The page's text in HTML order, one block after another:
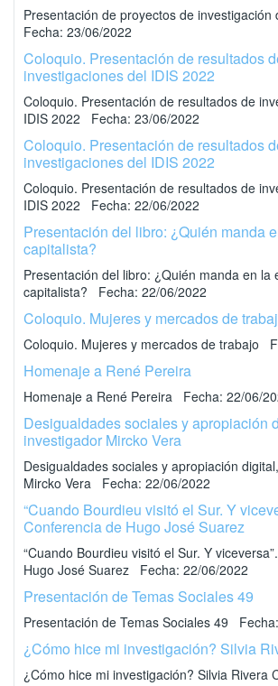
Presentación de proyectos de investigación
Fecha: 23/06/2022
Coloquio. Presentación de resultados
investigaciones del IDIS 2022
Coloquio. Presentación de resultados de
IDIS 2022 Fecha: 23/06/2022
Coloquio. Presentación de resultados
investigaciones del IDIS 2022
Coloquio. Presentación de resultados de
IDIS 2022 Fecha: 22/06/2022
Presentación del libro: ¿Quién manda
capitalista?
Presentación del libro: ¿Quién manda en la
capitalista? Fecha: 22/06/2022
Coloquio. Mujeres y mercados de
Coloquio. Mujeres y mercados de trabajo
Homenaje a René Pereira
Homenaje a René Pereira Fecha: 22/06/
Desigualdades sociales y apropiación
investigador Mircko Vera
Desigualdades sociales y apropiación
Mircko Vera Fecha: 22/06/2022
“Cuando Bourdieu visitó el Sur. Y
Conferencia de Hugo José Suarez
“Cuando Bourdieu visitó el Sur. Y
Hugo José Suarez Fecha: 22/06/2022
Presentación de Temas Sociales 49
Presentación de Temas Sociales 49
¿Cómo hice mi investigación? Silvia
¿Cómo hice mi investigación? Silvia Rivera